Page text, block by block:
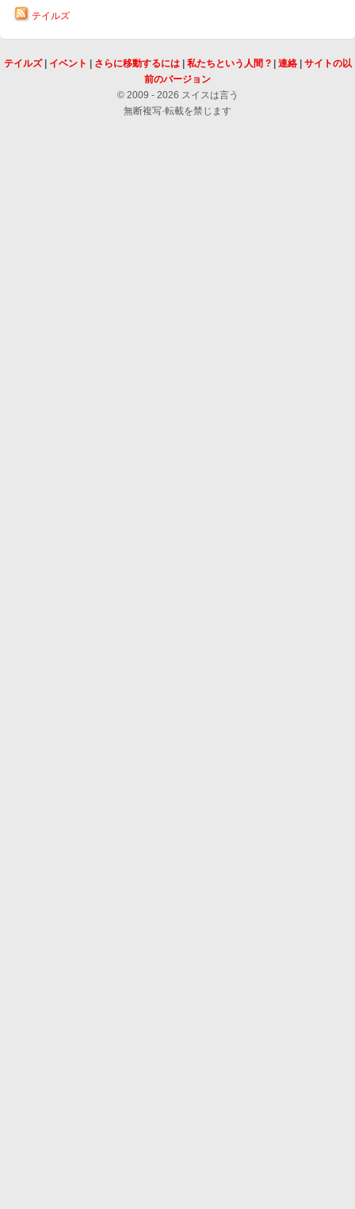
テイルズ
テイルズ| イベント さらに移動するには| 私たちという人間 ?| 連絡| サイトの以
前のバージョン
© 2009 - 2026 スイスは言う
無断複写·転載を禁じます